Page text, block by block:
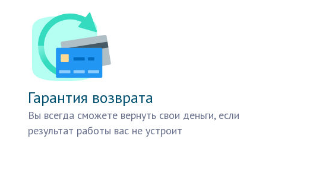
Гарантия возврата
Вы всегда сможете вернуть свои деньги, если
результат работы вас не устроит